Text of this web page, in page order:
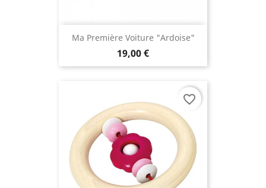
Ma Première Voiture "ardoise"
19,00 €
favorite_border